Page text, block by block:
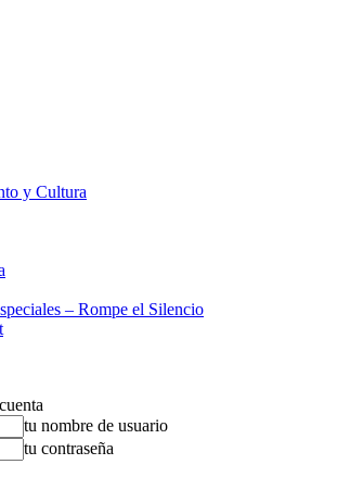
y Cultura
– Rompe el Silencio
tu nombre de usuario
tu contraseña